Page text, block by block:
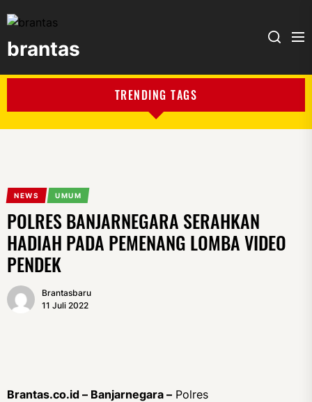
brantas
TRENDING TAGS
NEWS UMUM
POLRES BANJARNEGARA SERAHKAN
HADIAH PADA PEMENANG LOMBA VIDEO
PENDEK
Brantasbaru
11 Juli 2022
Brantas.co.id – Banjarnegara – Polres